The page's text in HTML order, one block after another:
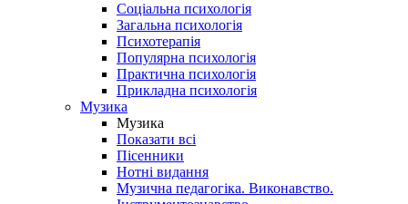
Соціальна психологія
Загальна психологія
Психотерапія
Популярна психологія
Практична психологія
Прикладна психологія
Музика
Музика
Показати всі
Пісенники
Нотні видання
Музична педагогіка. Виконавство.